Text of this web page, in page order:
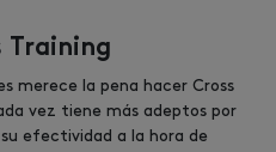
Training
merece la pena hacer Cross
vez tiene más adeptos por
efectividad a la hora de